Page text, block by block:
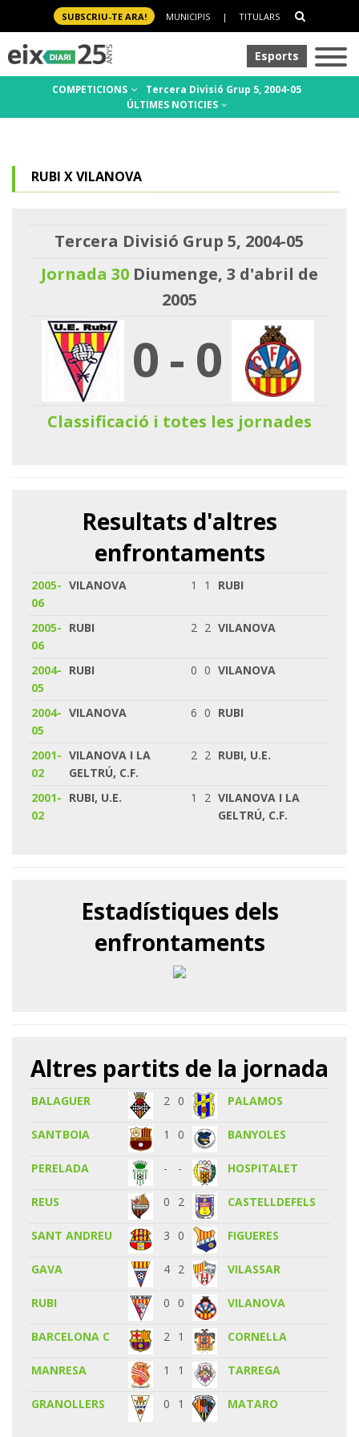
SUBSCRIU-TE ARA! MUNICIPIS | TITULARS
Esports
COMPETICIONS
Tercera Divisió Grup 5, 2004-05
ÚLTIMES NOTICIES
RUBI X VILANOVA
Tercera Divisió Grup 5, 2004-05
Jornada 30Diumenge, 3 d'abril de
2005
0- 0
Classificació i totes les jornades
Resultats d'altres
enfrontaments
2005-
06
VILANOVA 1 1 RUBI
2005-
06
RUBI 2 2 VILANOVA
2004-
05
RUBI 0 0 VILANOVA
2004-
05
VILANOVA 6 0 RUBI
2001-
02
VILANOVA I LA
GELTRÚ, C.F.
2 2 RUBI, U.E.
2001-
02
RUBI, U.E. 1 2 VILANOVA I LA
GELTRÚ, C.F.
Estadístiques dels
enfrontaments
Altres partits de la jornada
BALAGUER 2 0 PALAMOS
SANTBOIA 1 0 BANYOLES
PERELADA - - HOSPITALET
REUS 0 2 CASTELLDEFELS
SANT ANDREU 3 0 FIGUERES
GAVA 4 2 VILASSAR
RUBI 0 0 VILANOVA
BARCELONA C 2 1 CORNELLA
MANRESA 1 1 TARREGA
GRANOLLERS 0 1 MATARO